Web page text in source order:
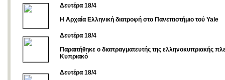
Δευτέρα 18/4
Η Αρχαία Ελληνική διατροφή στο Πανεπιστήμιο τού Yale
Δευτέρα 18/4
Παραιτήθηκε ο διαπραγματευτής της ελληνοκυπριακής
Κυπριακό
Δευτέρα 18/4